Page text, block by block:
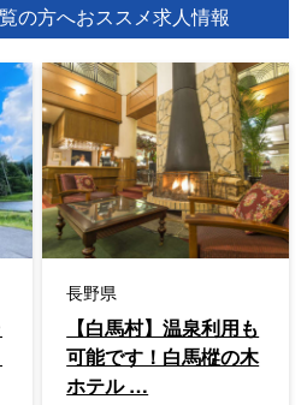
の方へおススメ求人情報
長野県
【白馬村】温泉利用も
可能です！白馬樅の木
ホテル …